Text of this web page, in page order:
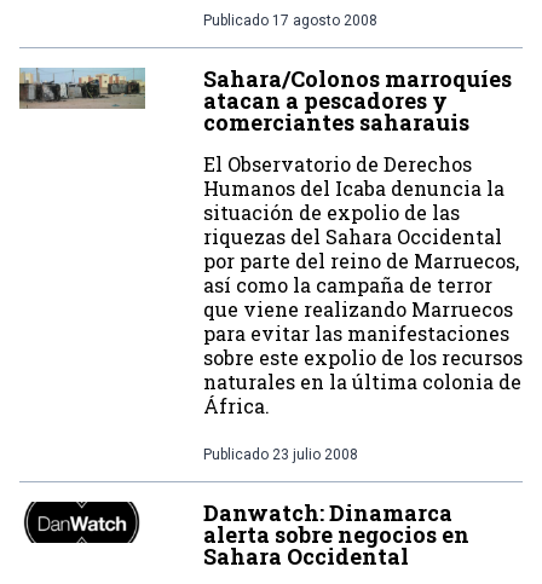
Publicado 17 agosto 2008
Sahara/Colonos marroquíes
atacan a pescadores y
comerciantes saharauis
El Observatorio de Derechos
Humanos del Icaba denuncia la
situación de expolio de las
riquezas del Sahara Occidental
por parte del reino de Marruecos,
así como la campaña de terror
que viene realizando Marruecos
para evitar las manifestaciones
sobre este expolio de los recursos
naturales en la última colonia de
África.
Publicado 23 julio 2008
Danwatch: Dinamarca
alerta sobre negocios en
Sahara Occidental